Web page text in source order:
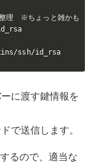
理　※ちょっと雑かも
ssh/id_rsa
に渡す鍵情報を
で送信します。
るので、適当な